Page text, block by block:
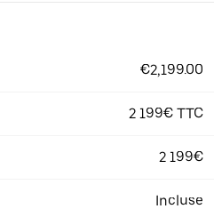
€2,199.00
2 199€ TTC
2 199€
Incluse